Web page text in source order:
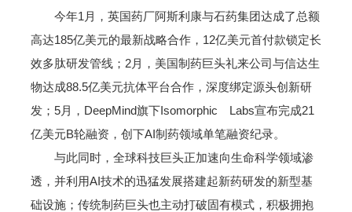
今年1月，英国药厂阿斯利康与石药集团达成了总额
高达185亿美元的最新战略合作，12亿美元首付款锁定长
效多肽研发管线；2月，美国制药巨头礼来公司与信达生
物达成88.5亿美元抗体平台合作，深度绑定源头创新研
发；5月，DeepMind旗下Isomorphic Labs宣布完成21
亿美元B轮融资，创下AI制药领域单笔融资纪录。
与此同时，全球科技巨头正加速向生命科学领域渗
透，并利用AI技术的迅猛发展搭建起新药研发的新型基
础设施；传统制药巨头也主动打破固有模式，积极拥抱